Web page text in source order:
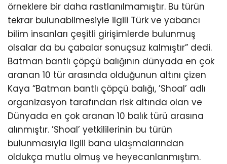
örneklere bir daha rastlanılmamıştır. Bu türün
tekrar bulunabilmesiyle ilgili Türk ve yabancı
bilim insanları çeşitli girişimlerde bulunmuş
olsalar da bu çabalar sonuçsuz kalmıştır” dedi.
Batman bantlı çöpçü balığının dünyada en çok
aranan 10 tür arasında olduğunun altını çizen
Kaya “Batman bantlı çöpçü balığı, ’Shoal’ adlı
organizasyon tarafından risk altında olan ve
Dünyada en çok aranan 10 balık türü arasına
alınmıştır. ’Shoal’ yetkililerinin bu türün
bulunmasıyla ilgili bana ulaşmalarından
oldukça mutlu olmuş ve heyecanlanmıştım.